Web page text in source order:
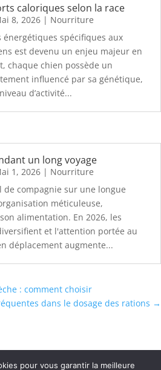
caloriques selon la race
8, 2026 | Nourriture
énergétiques spécifiques aux
est devenu un enjeu majeur en
chaque chien possède un
influencé par sa génétique,
d’activité...
un long voyage
1, 2026 | Nourriture
de compagnie sur une longue
méticuleuse,
alimentation. En 2026, les
et l'attention portée au
déplacement augmente...
: comment choisir
dans le dosage des rations →
pour vous garantir la meilleure